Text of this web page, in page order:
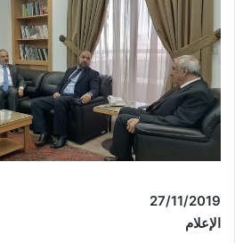
27/11/2019
الإعلام